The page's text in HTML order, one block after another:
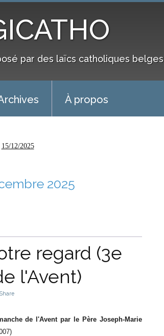
par des laïcs catholiques belges
À propos
15/12/2025
2025
regard (3e
l'Avent)
Share
de l'Avent par le Père Joseph-Marie